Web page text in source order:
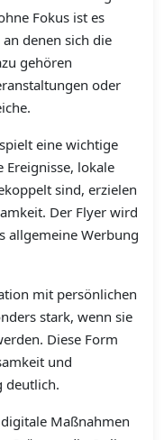
Fokus ist es
denen sich die
gehören
oder
eine wichtige
Ereignisse, lokale
sind, erzielen
Der Flyer wird
allgemeine Werbung
mit persönlichen
stark, wenn sie
Diese Form
und
deutlich.
Maßnahmen